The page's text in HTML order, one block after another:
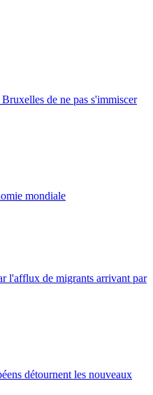
de ne pas s'immiscer
mondiale
l'afflux de migrants arrivant par
détournent les nouveaux